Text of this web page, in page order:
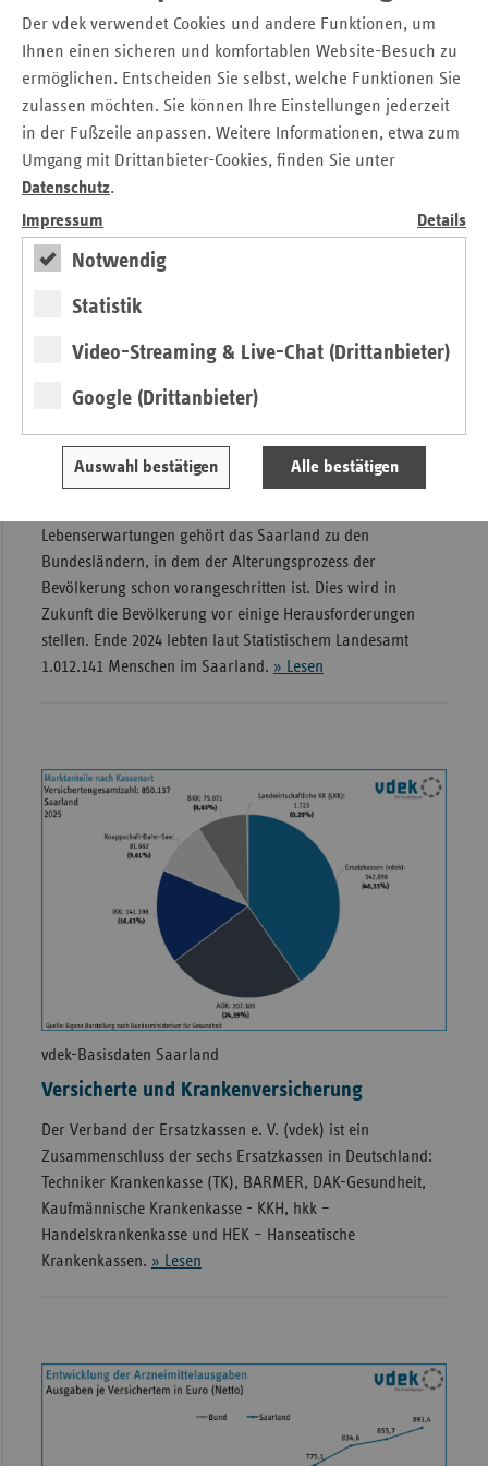
Der vdek verwendet Cookies und andere Funktionen, um
Ihnen einen sicheren und komfortablen Website-Besuch zu
ermöglichen. Entscheiden Sie selbst, welche Funktionen Sie
zulassen möchten. Sie können Ihre Einstellungen jederzeit
in der Fußzeile anpassen. Weitere Informationen, etwa zum
Umgang mit Drittanbieter-Cookies, finden Sie unter
Datenschutz.
Impressum
Details
Notwendig
Statistik
Video-Streaming & Live-Chat (Drittanbieter)
Google (Drittanbieter)
Auswahl bestätigen Alle bestätigen
Download
Zu den einzelnen Kapiteln der vdek-
Basisdaten 2025
vdek-Basisdaten Saarland
Bevölkerung
Lebenserwartungen gehört das Saarland zu den
Bundesländern, in dem der Alterungsprozess der
Bevölkerung schon vorangeschritten ist. Dies wird in
Zukunft die Bevölkerung vor einige Herausforderungen
stellen. Ende 2024 lebten laut Statistischem Landesamt
1.012.141 Menschen im Saarland. » Lesen
vdek-Basisdaten Saarland
Versicherte und Krankenversicherung
Der Verband der Ersatzkassen e. V. (vdek) ist ein
Zusammenschluss der sechs Ersatzkassen in Deutschland:
Techniker Krankenkasse (TK), BARMER, DAK-Gesundheit,
Kaufmännische Krankenkasse - KKH, hkk –
Handelskrankenkasse und HEK – Hanseatische
Krankenkassen. » Lesen